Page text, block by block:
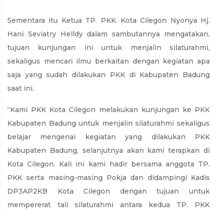
Sementara itu Ketua TP. PKK. Kota Cilegon Nyonya Hj.
Hani Seviatry Helldy dalam sambutannya mengatakan,
tujuan kunjungan ini untuk menjalin silaturahmi,
sekaligus mencari ilmu berkaitan dengan kegiatan apa
saja yang sudah dilakukan PKK di Kabupaten Badung
saat ini.
“Kami PKK Kota Cilegon melakukan kunjungan ke PKK
Kabupaten Badung untuk menjalin silaturahmi sekaligus
belajar mengenai kegiatan yang dilakukan PKK
Kabupaten Badung, selanjutnya akan kami terapkan di
Kota Cilegon. Kali ini kami hadir bersama anggota TP.
PKK serta masing-masing Pokja dan didampingi Kadis
DP3AP2KB Kota Cilegon dengan tujuan untuk
mempererat tali silaturahmi antara kedua TP. PKK